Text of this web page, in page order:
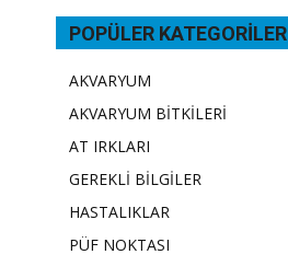
POPÜLER KATEGORILER
AKVARYUM
AKVARYUM BİTKİLERİ
AT IRKLARI
GEREKLİ BİLGİLER
HASTALIKLAR
PÜF NOKTASI